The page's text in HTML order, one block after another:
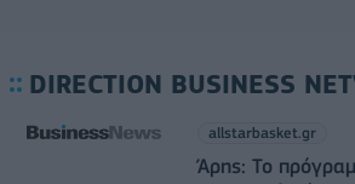
DIRECTION BUSINESS
allstarbasket.gr
Άρης: Το